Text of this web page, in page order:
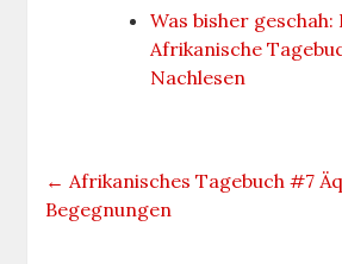
Was bisher geschah:
Afrikanische
Nachlesen
← Afrikanisches Tagebuch #7
Begegnungen